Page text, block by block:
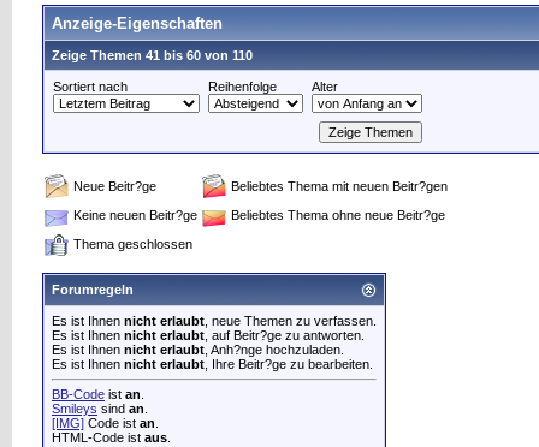
Anzeige-Eigenschaften
Zeige Themen 41 bis 60 von 110
Sortiert nach Reihenfolge Alter
Neue Beitr?ge
Beliebtes Thema mit neuen Beitr?gen
Keine neuen Beitr?ge
Beliebtes Thema ohne neue Beitr?ge
Thema geschlossen
Forumregeln
Es ist Ihnen nicht erlaubt , neue Themen zu verfassen.
Es ist Ihnen nicht erlaubt , auf Beitr?ge zu antworten.
Es ist Ihnen nicht erlaubt , Anh?nge hochzuladen.
Es ist Ihnen nicht erlaubt , Ihre Beitr?ge zu bearbeiten.
BB-Code ist an
Smileys sind an
[IMG] Code ist an
HTML-Code ist aus